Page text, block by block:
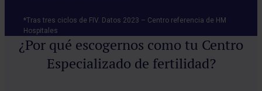
*Tras tres ciclos de FIV. Datos 2023 – Centro referencia de HM
Hospitales
¿Por qué escogernos como tu Centro
Especializado de fertilidad?